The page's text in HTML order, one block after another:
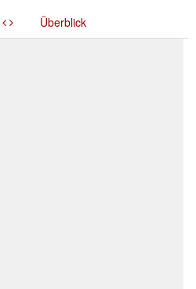
Überblick